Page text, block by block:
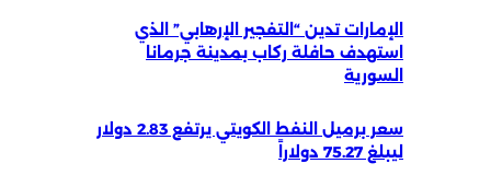
الإمارات تدين “التفجير الإرهابي” الذي
استهدف حافلة ركاب بمدينة جرمانا
السورية
سعر برميل النفط الكويتي يرتفع 2.83 دولار
ليبلغ 75.27 دولاراً